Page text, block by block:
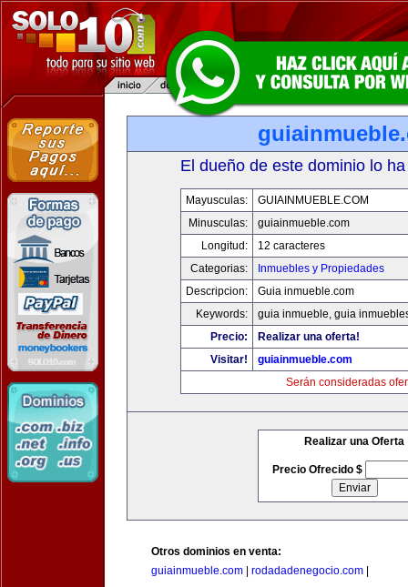
El dueño de este dominio lo
Mayusculas:
GUIAINMUEBLE.COM
Minusculas:
guiainmueble.com
Longitud:
12 caracteres
Categorias:
Inmuebles y Propiedades
Descripcion:
Guia inmueble.com
Keywords:
guia inmueble, guia
Precio:
Realizar una oferta!
Visitar!
guiainmueble.com
Serán consideradas
Realizar una Oferta
Precio Ofrecido $
Otros dominios en venta:
guiainmueble.com
rodadadenegocio.com